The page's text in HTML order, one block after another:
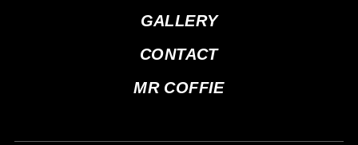
GALLERY
CONTACT
MR COFFIE